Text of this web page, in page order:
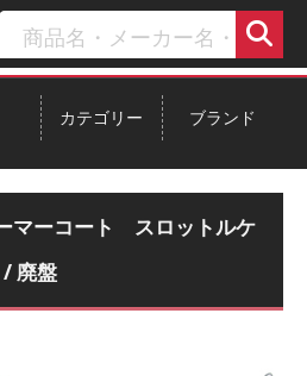
ブランド
カテゴリー
ーコート スロットルケ
廃盤